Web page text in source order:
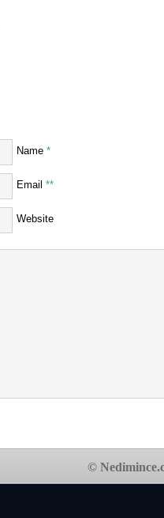
Name *
Email **
Website
©